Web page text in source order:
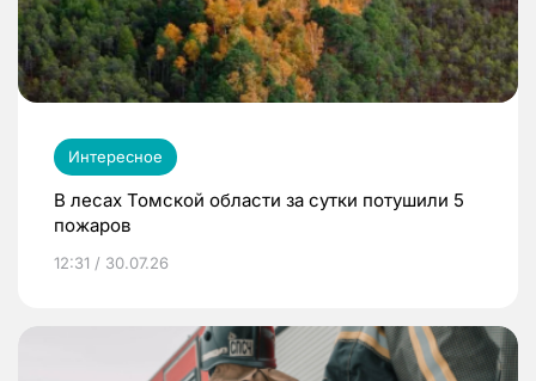
Интересное
В лесах Томской области за сутки потушили 5
пожаров
12:31 / 30.07.26